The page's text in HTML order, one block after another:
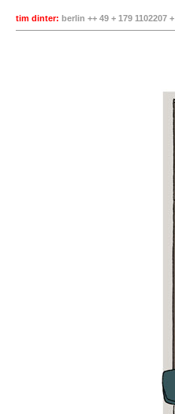
tim dinter: berlin ++ 49 + 179 1102207 +